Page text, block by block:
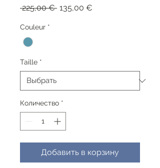
225,00 € Обычная
135,00 €
Couleur *
Taille *
Количество *
Добавить в корзину